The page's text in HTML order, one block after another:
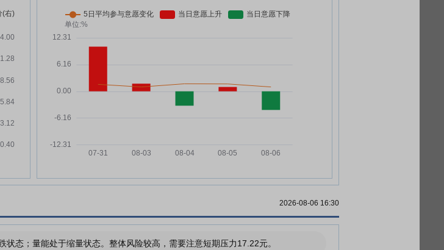
003
马科技:德马科技2025年年度权
德马科技:投资者关系活动记录表
002(2025年度暨2026年第
一季度业绩说明会)
支付现金购买资产暨关联交易之
于德马科技集团股份有限公司发
会决议公告
2026-08-06 16:30
态；量能处于缩量状态。整体风险较高，需要注意短期压力17.22元。